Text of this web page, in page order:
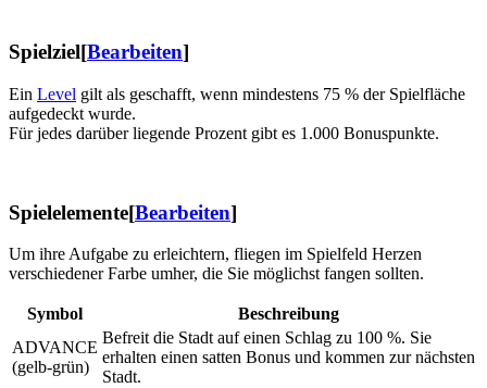
Spielziel[Bearbeiten]
Ein Level gilt als geschafft, wenn mindestens 75 % der Spielfläche
aufgedeckt wurde.
Für jedes darüber liegende Prozent gibt es 1.000 Bonuspunkte.
Spielelemente[Bearbeiten]
Um ihre Aufgabe zu erleichtern, fliegen im Spielfeld Herzen
verschiedener Farbe umher, die Sie möglichst fangen sollten.
Symbol
Beschreibung
ADVANCE
(gelb-grün)
Befreit die Stadt auf einen Schlag zu 100 %. Sie
erhalten einen satten Bonus und kommen zur nächsten
Stadt.